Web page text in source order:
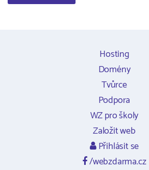
Hosting
Domény
Tvůrce
Podpora
WZ pro školy
Založit web
Přihlásit se
/webzdarma.cz